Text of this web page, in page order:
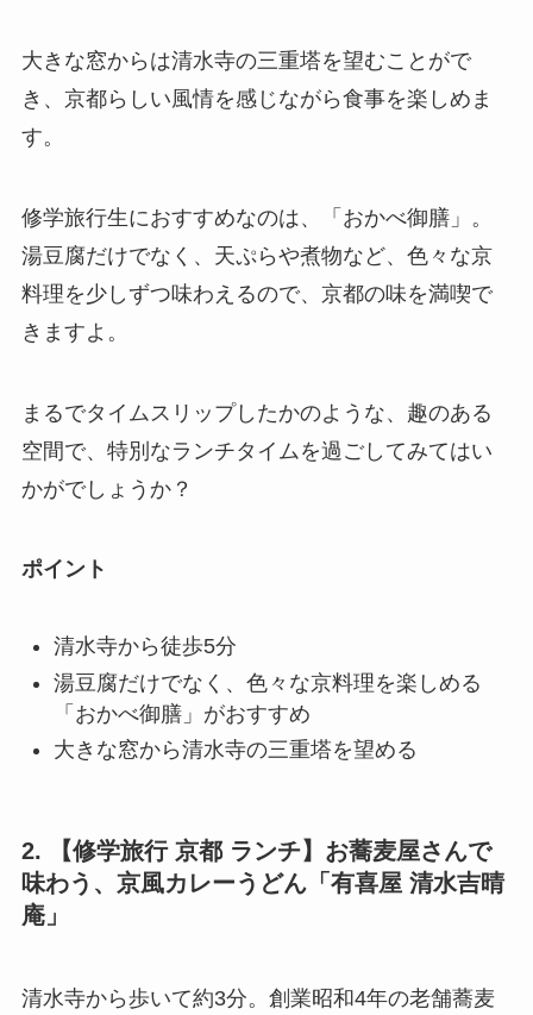
大きな窓からは清水寺の三重塔を望むことがで
き、京都らしい風情を感じながら食事を楽しめま
す。
修学旅行生におすすめなのは、「おかべ御膳」。
湯豆腐だけでなく、天ぷらや煮物など、色々な京
料理を少しずつ味わえるので、京都の味を満喫で
きますよ。
まるでタイムスリップしたかのような、趣のある
空間で、特別なランチタイムを過ごしてみてはい
かがでしょうか？
ポイント
清水寺から徒歩5分
湯豆腐だけでなく、色々な京料理を楽しめる
「おかべ御膳」がおすすめ
大きな窓から清水寺の三重塔を望める
2. 【修学旅行 京都 ランチ】お蕎麦屋さんで
味わう、京風カレーうどん「有喜屋 清水吉晴
庵」
清水寺から歩いて約3分。創業昭和4年の老舗蕎麦